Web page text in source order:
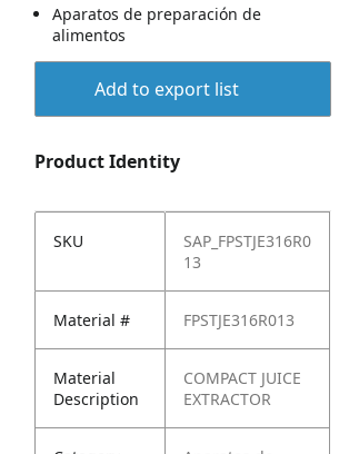
Aparatos de preparación de
alimentos
Add to export list
Product Identity
SKU
SAP_FPSTJE316R0
13
Material # FPSTJE316R013
Material
Description
COMPACT JUICE
EXTRACTOR